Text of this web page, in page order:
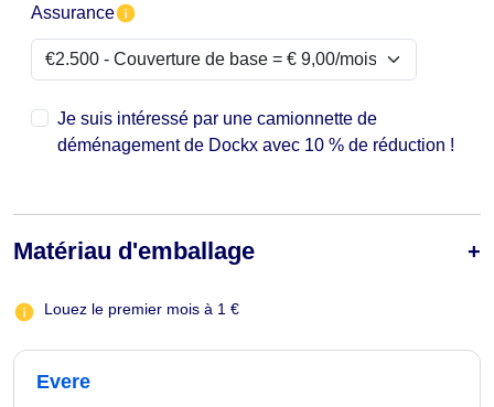
Assurance
Je suis intéressé par une camionnette de
déménagement de Dockx avec 10 % de réduction !
Matériau d'emballage
Louez le premier mois à 1 €
Evere